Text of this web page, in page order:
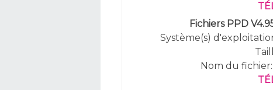
Fichiers PPD
Système(s) d'exploitation:
Nom du